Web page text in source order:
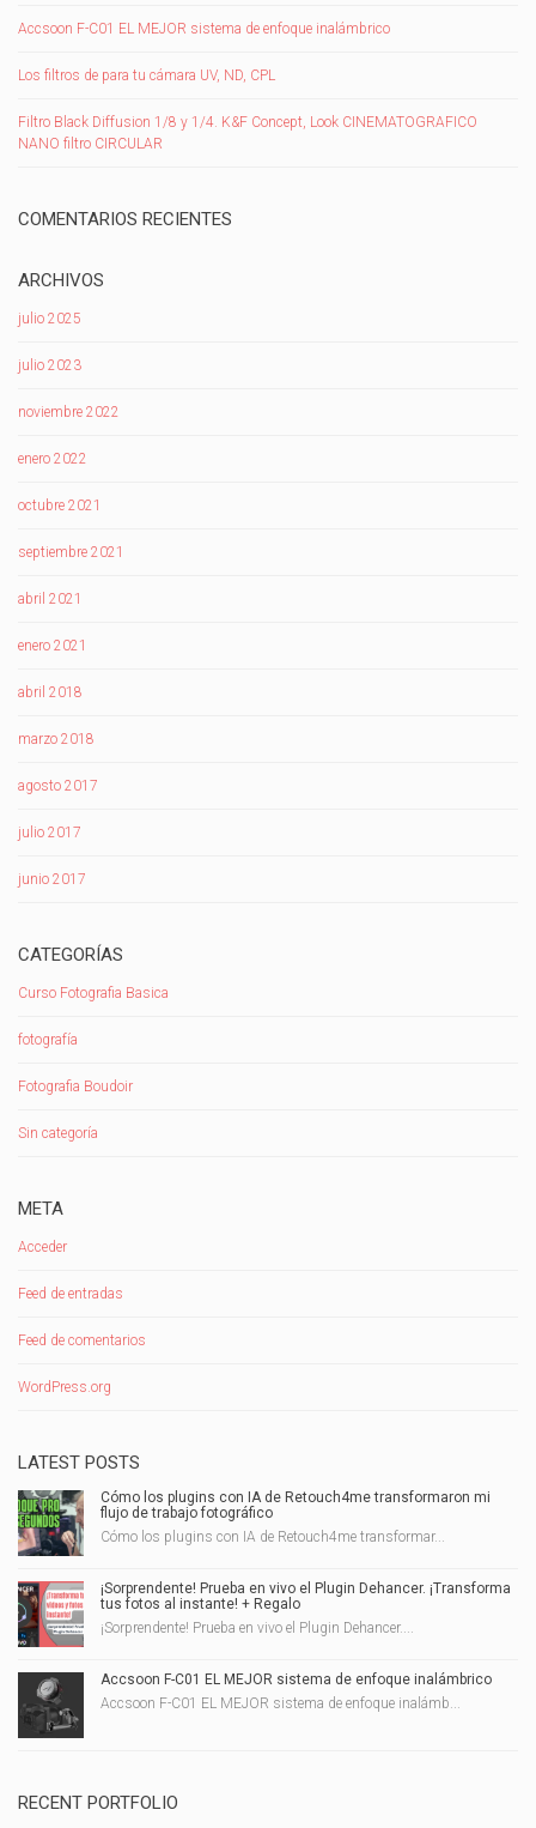
Accsoon F-C01 EL MEJOR sistema de enfoque inalámbrico
Los filtros de para tu cámara UV, ND, CPL
Filtro Black Diffusion 1/8 y 1/4. K&F Concept, Look CINEMATOGRAFICO
NANO filtro CIRCULAR
COMENTARIOS RECIENTES
ARCHIVOS
julio 2025
julio 2023
noviembre 2022
enero 2022
octubre 2021
septiembre 2021
abril 2021
enero 2021
abril 2018
marzo 2018
agosto 2017
julio 2017
junio 2017
CATEGORÍAS
Curso Fotografia Basica
fotografía
Fotografia Boudoir
Sin categoría
META
Acceder
Feed de entradas
Feed de comentarios
WordPress.org
LATEST POSTS
Cómo los plugins con IA de Retouch4me transformaron mi
flujo de trabajo fotográfico
Cómo los plugins con IA de Retouch4me transformar...
¡Sorprendente! Prueba en vivo el Plugin Dehancer. ¡Transforma
tus fotos al instante! + Regalo
¡Sorprendente! Prueba en vivo el Plugin Dehancer....
Accsoon F-C01 EL MEJOR sistema de enfoque inalámbrico
Accsoon F-C01 EL MEJOR sistema de enfoque inalámb...
RECENT PORTFOLIO